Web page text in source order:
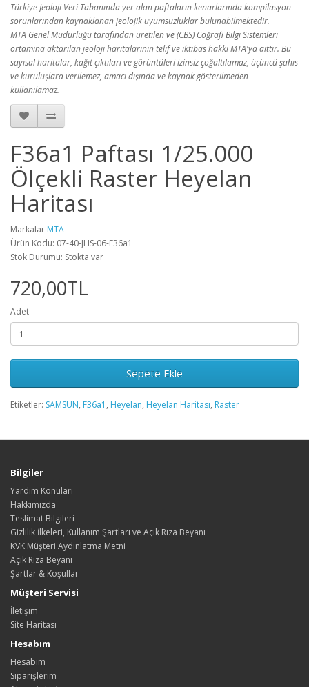
Türkiye Jeoloji Veri Tabanında yer alan paftaların kenarlarında kompilasyon
sorunlarından kaynaklanan jeolojik uyumsuzluklar bulunabilmektedir.
MTA Genel Müdürlüğü tarafından üretilen ve (CBS) Coğrafi Bilgi Sistemleri
ortamına aktarılan jeoloji haritalarının telif ve iktibas hakkı MTA'ya aittir. Bu
sayısal haritalar, kağıt çıktıları ve görüntüleri izinsiz çoğaltılamaz, üçüncü şahıs
ve kuruluşlara verilemez, amacı dışında ve kaynak gösterilmeden
kullanılamaz.
F36a1 Paftası 1/25.000
Ölçekli Raster Heyelan
Haritası
Markalar MTA
Ürün Kodu: 07-40-JHS-06-F36a1
Stok Durumu: Stokta var
720,00TL
Adet
Sepete Ekle
Etiketler: SAMSUN, F36a1 , Heyelan, Heyelan Haritası, Raster
Bilgiler
Yardım Konuları
Hakkımızda
Teslimat Bilgileri
Gizlilik İlkeleri, Kullanım Şartları ve Açık Rıza Beyanı
KVK Müşteri Aydınlatma Metni
Açık Rıza Beyanı
Şartlar & Koşullar
Müşteri Servisi
İletişim
Site Haritası
Hesabım
Hesabım
Siparişlerim